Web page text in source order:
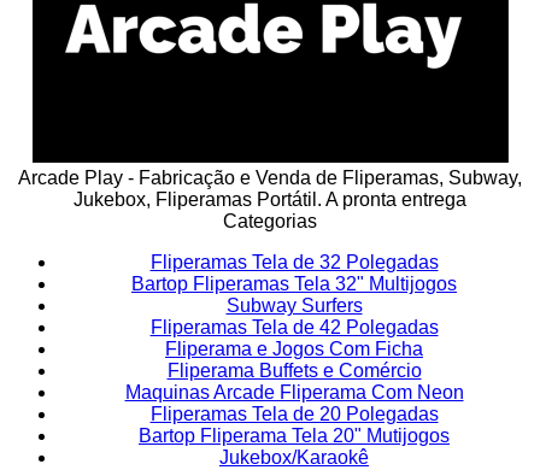
Arcade Play - Fabricação e Venda de Fliperamas, Subway,
Jukebox, Fliperamas Portátil. A pronta entrega
Categorias
Fliperamas Tela de 32 Polegadas
Bartop Fliperamas Tela 32" Multijogos
Subway Surfers
Fliperamas Tela de 42 Polegadas
Fliperama e Jogos Com Ficha
Fliperama Buffets e Comércio
Maquinas Arcade Fliperama Com Neon
Fliperamas Tela de 20 Polegadas
Bartop Fliperama Tela 20" Mutijogos
Jukebox/Karaokê